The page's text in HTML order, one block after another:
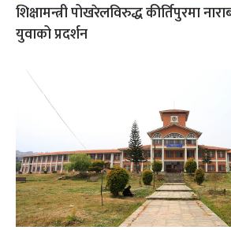
शिक्षामन्त्री पोखरेलविरुद्ध कीर्तिपुरमा
युवाको प्रदर्शन